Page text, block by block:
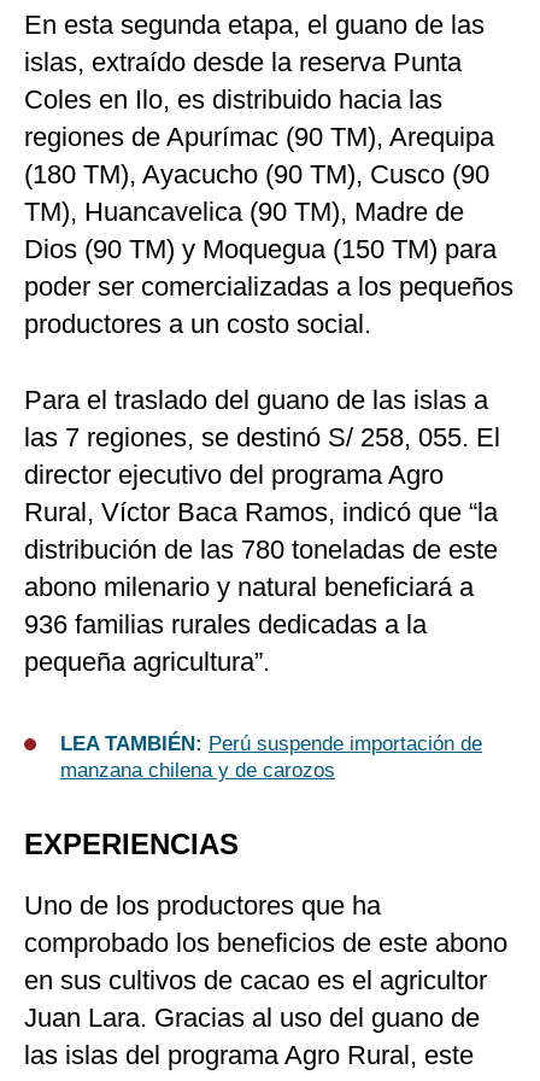
En esta segunda etapa, el guano de las
islas, extraído desde la reserva Punta
Coles en Ilo, es distribuido hacia las
regiones de Apurímac (90 TM), Arequipa
(180 TM), Ayacucho (90 TM), Cusco (90
TM), Huancavelica (90 TM), Madre de
Dios (90 TM) y Moquegua (150 TM) para
poder ser comercializadas a los pequeños
productores a un costo social.
Para el traslado del guano de las islas a
las 7 regiones, se destinó S/ 258, 055. El
director ejecutivo del programa Agro
Rural, Víctor Baca Ramos, indicó que “la
distribución de las 780 toneladas de este
abono milenario y natural beneficiará a
936 familias rurales dedicadas a la
pequeña agricultura”.
LEA TAMBIÉN: Perú suspende importación de
manzana chilena y de carozos
EXPERIENCIAS
Uno de los productores que ha
comprobado los beneficios de este abono
en sus cultivos de cacao es el agricultor
Juan Lara. Gracias al uso del guano de
las islas del programa Agro Rural, este